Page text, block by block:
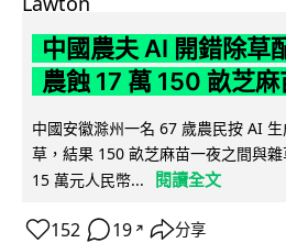
中國農夫 AI 開錯除草
農蝕 17 萬 150 畝芝
中國安徽滁州一名 67 歲農民按 AI
草，結果 150 畝芝麻苗一夜之間與
15 萬元人民幣...
閱讀全文
152 19 ↗ 分享